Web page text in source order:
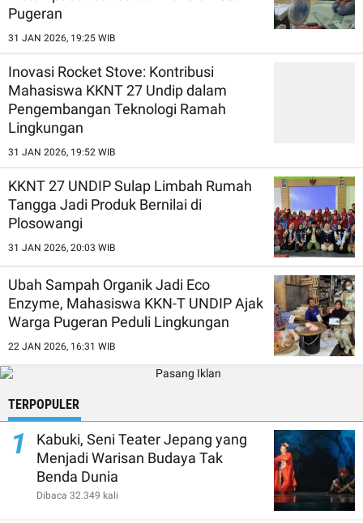
Pugeran
31 JAN 2026, 19:25 WIB
Inovasi Rocket Stove: Kontribusi
Mahasiswa KKNT 27 Undip dalam
Pengembangan Teknologi Ramah
Lingkungan
31 JAN 2026, 19:52 WIB
KKNT 27 UNDIP Sulap Limbah Rumah
Tangga Jadi Produk Bernilai di
Plosowangi
31 JAN 2026, 20:03 WIB
Ubah Sampah Organik Jadi Eco
Enzyme, Mahasiswa KKN-T UNDIP Ajak
Warga Pugeran Peduli Lingkungan
22 JAN 2026, 16:31 WIB
TERPOPULER
1
Kabuki, Seni Teater Jepang yang
Menjadi Warisan Budaya Tak
Benda Dunia
Dibaca 32.349 kali